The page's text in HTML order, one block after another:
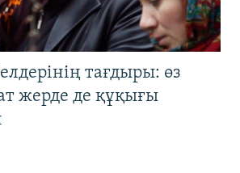
тағдыры: өз
жерде де құқығы